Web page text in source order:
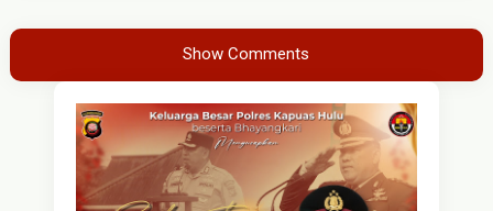
Show Comments